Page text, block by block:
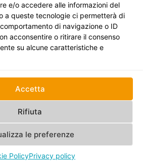
e/o accedere alle informazioni del
a queste tecnologie ci permetterà di
di navigazione o ID
acconsentire o ritirare il consenso
su alcune caratteristiche e
Accetta
Rifiuta
le preferenze
PolicyPrivacy policy
in ferro battuto
Cancelli a due ante
Cancelli scorrevoli
Griglie e chiusini
Inferriate
per gas ed elettricità
CLP SRLS All Rights Reserved.
| Sede legale Via Alessandro
Credits:Creativart
CANCELLI